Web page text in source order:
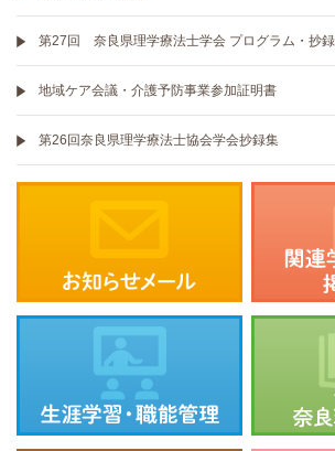
第27回 奈良県理学療法士学会 プログラム・抄
地域ケア会議・介護予防事業参加証明書
第26回奈良県理学療法士協会学会抄録集